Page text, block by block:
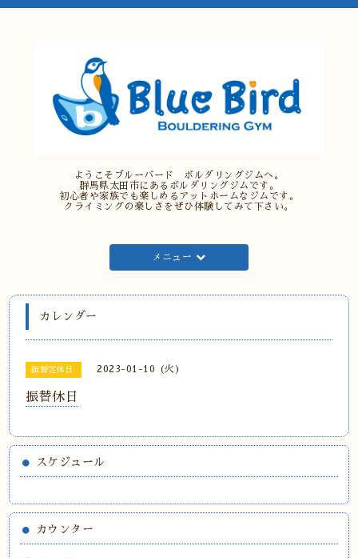
ようこそブルーバード ボルダリングジムへ。
群馬県太田市にあるボルダリングジムです。
初心者や家族でも楽しめるアットホームなジムです。
クライミングの楽しさをぜひ体験してみて下さい。
メニュー
カレンダー
振替定休日 2023-01-10 (火)
振替休日
スケジュール
カウンター